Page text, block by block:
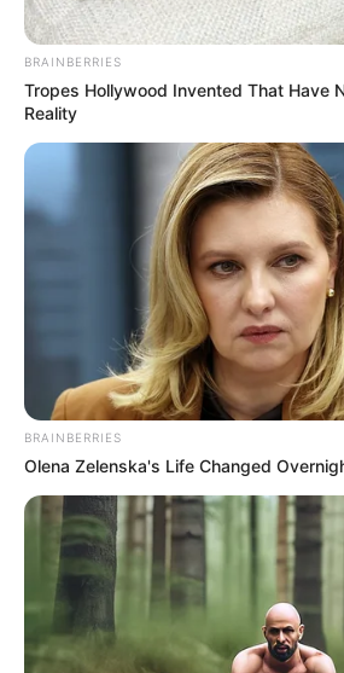
BRAINBERRIES
Tropes Hollywood Invented That Have
Reality
BRAINBERRIES
Olena Zelenska's Life Changed